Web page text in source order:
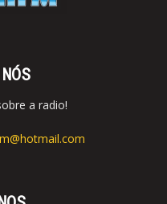
a radio!